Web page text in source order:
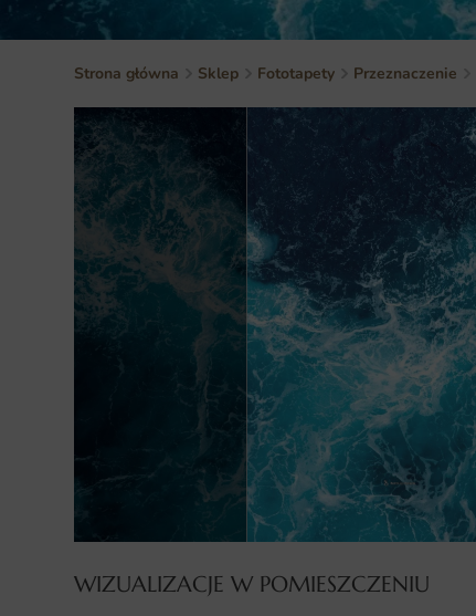
Strona główna Sklep Fototapety Przeznaczenie
WIZUALIZACJE W POMIESZCZENIU